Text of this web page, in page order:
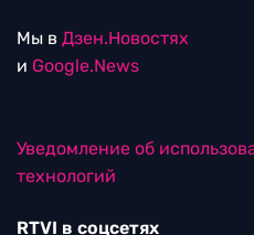
Мы в Дзен.Новостях
и Google.News
Уведомление об
технологий
RTVI в соцсетях